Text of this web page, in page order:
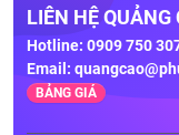
LIÊN HỆ QUẢNG
Hotline: 0909 750
Email:
BẢNG GIÁ